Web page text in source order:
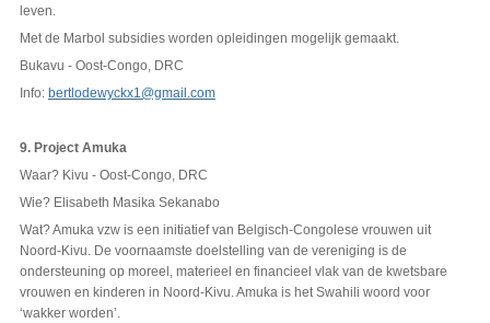
leven.
Met de Marbol subsidies worden opleidingen mogelijk gemaakt.
Bukavu - Oost-Congo, DRC
Info: bertlodewyckx1@gmail.com
9. Project Amuka
Waar? Kivu - Oost-Congo, DRC
Wie? Elisabeth Masika Sekanabo
Wat? Amuka vzw is een initiatief van Belgisch-Congolese vrouwen uit
Noord-Kivu. De voornaamste doelstelling van de vereniging is de
ondersteuning op moreel, materieel en financieel vlak van de kwetsbare
vrouwen en kinderen in Noord-Kivu. Amuka is het Swahili woord voor
‘wakker worden’.